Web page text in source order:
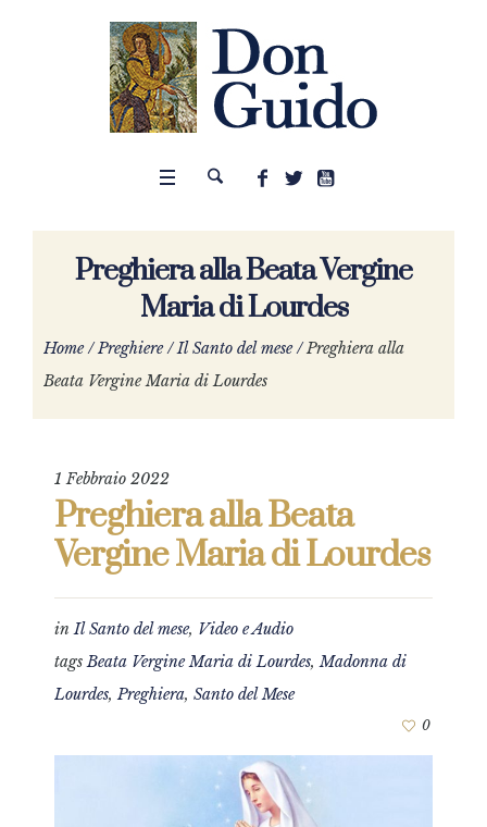
Preghiera alla Beata Vergine
Maria di Lourdes
Home /Preghiere /Il Santo del mese /Preghiera alla
Beata Vergine Maria di Lourdes
1 Febbraio 2022
Preghiera alla Beata
Vergine Maria di Lourdes
inIl Santo del mese, Video e Audio
tagsBeata Vergine Maria di Lourdes,Madonna di
Lourdes,Preghiera, Santo del Mese
0